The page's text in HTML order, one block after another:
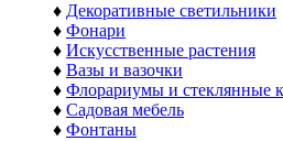
♦ Декоративные светильники
♦ Фонари
♦ Искусственные растения
♦ Вазы и вазочки
♦ Флорариумы и стеклянные
♦ Садовая мебель
♦ Фонтаны